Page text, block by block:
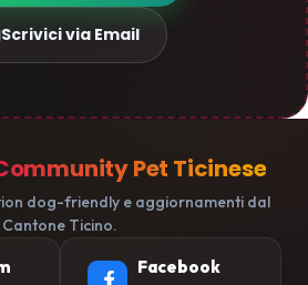
Scrivici via Email
Pet Ticinese
dog-friendly e aggiornamenti dal
Cantone Ticino.
Facebook